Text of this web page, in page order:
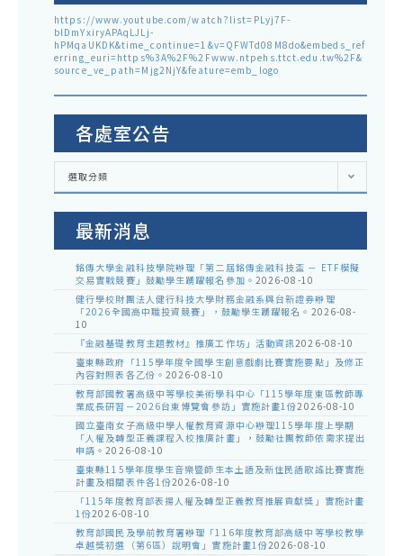
https://www.youtube.com/watch?list=PLyj7F-
blDmYxiryAPAqLJLj-
hPMqaUKDK&time_continue=1&v=QFWTd08M8do&embeds_ref
erring_euri=https%3A%2F%2Fwww.ntpehs.ttct.edu.tw%2F&
source_ve_path=Mjg2NjY&feature=emb_logo
各處室公告
各
室
選取分類
最新消息
銘傳大學金融科技學院辦理「第二屆銘傳金融科技盃 － ETF模擬
交易實戰競賽」鼓勵學生踴躍報名參加。 2026-08-10
健行學校財團法人健行科技大學財務金融系與台新證券辦理
「2026全國高中職投資競賽」，鼓勵學生踴躍報名。 2026-08-
10
『金融基礎教育主題教材』推廣工作坊」活動資訊2026-08-10
臺東縣政府「115學年度全國學生創意戲劇比賽實施要點」及修正
內容對照表各乙份。 2026-08-10
教育部國教署高級中等學校美術學科中心「115學年度東區教師專
業成長研習－2026台東博覽會參訪」實施計畫1份2026-08-10
國立臺南女子高級中學人權教育資源中心辦理115學年度上學期
「人權及轉型正義課程入校推廣計畫」，鼓勵社團教師依需求提出
申請。2026-08-10
臺東縣115學年度學生音樂暨師生本土語及新住民語歌謠比賽實施
計畫及相關表件各1份2026-08-10
「115年度教育部表揚人權及轉型正義教育推展貢獻獎」實施計畫
1份2026-08-10
教育部國民及學前教育署辦理「116年度教育部高級中等學校教學
卓越獎初選（第6區）說明會」實施計畫1份2026-08-10